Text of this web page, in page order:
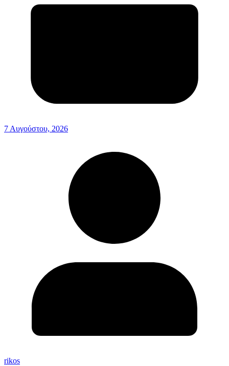
7 Αυγούστου, 2026
rikos